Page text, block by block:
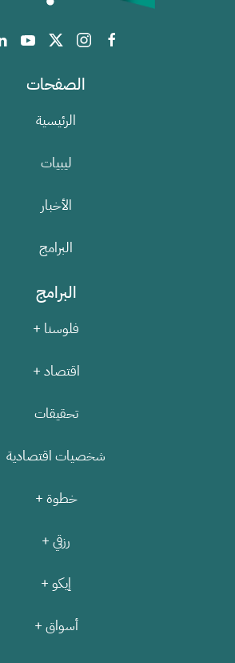
الصفحات
الرئيسية
ليبيات
الأخبار
البرامج
البرامج
فلوسنا +
اقتصاد +
تحقيقات
شخصيات اقتصادية
خطوة +
رزقي +
إيكو +
أسواق +